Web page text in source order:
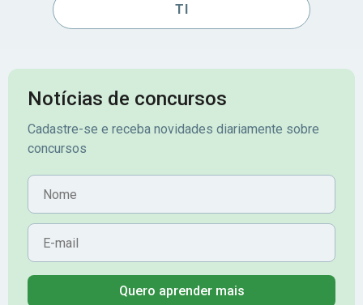
TI
Notícias de concursos
Cadastre-se e receba novidades diariamente sobre
concursos
Nome
E-mail
Quero aprender mais